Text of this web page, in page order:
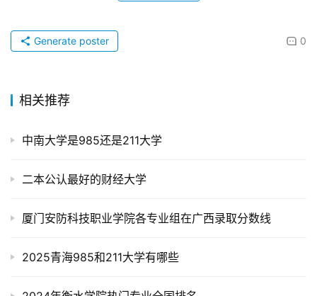
0
Generate poster
相关推荐
中南大学是985还是211大学
二本公认最好的财经大学
厦门安防科技职业学院各专业组在广西录取分数线
2025青海985和211大学有哪些